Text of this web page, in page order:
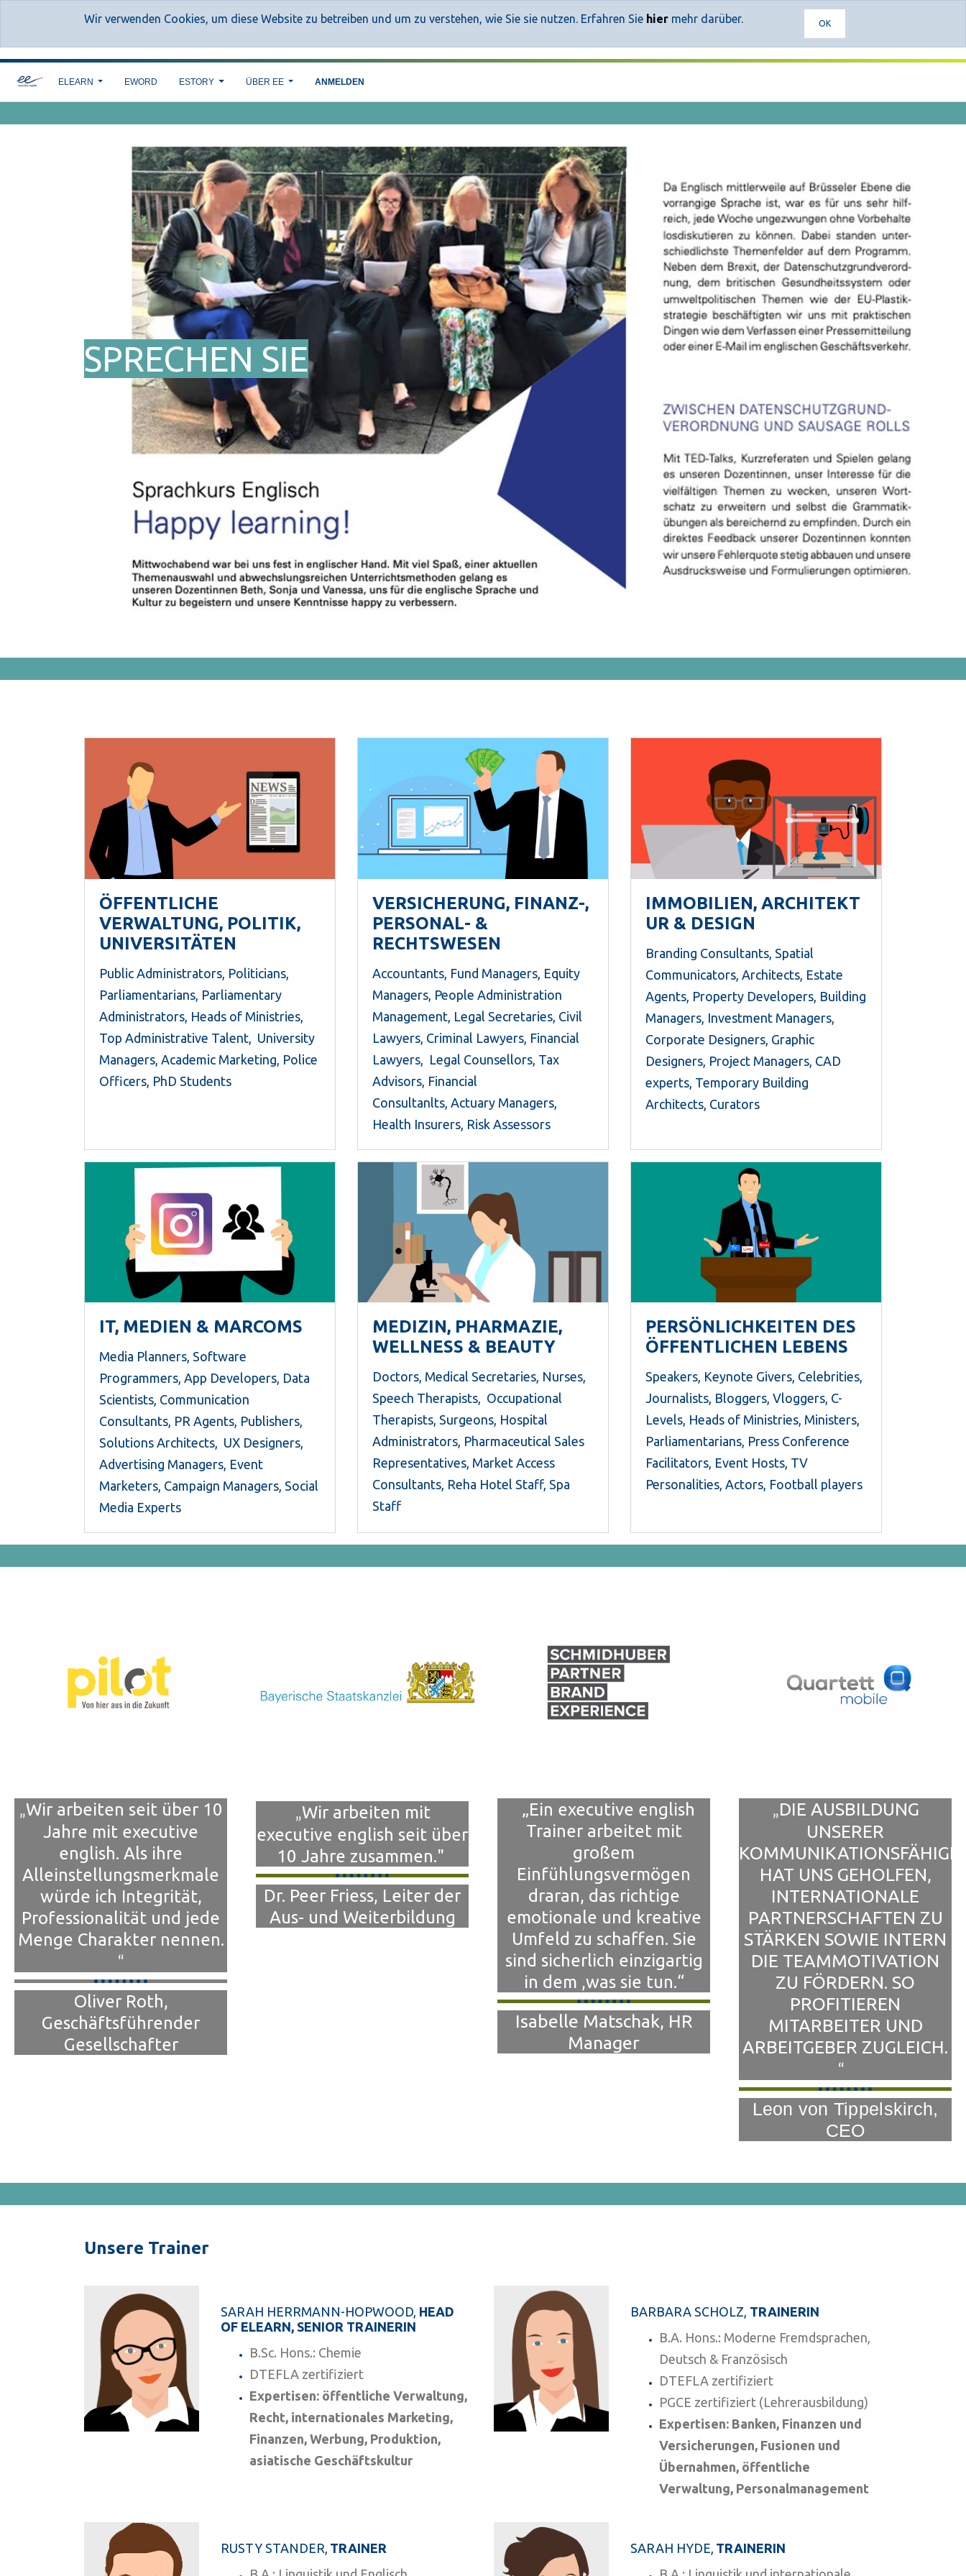
Wir verwenden Cookies, um diese Website zu betreiben und um zu verstehen, wie Sie sie nutzen. Erfahren Sie hier mehr darüber. OK
ELEARN EWORD ESTORY ÜBER EE ANMELDEN
SPRECHEN SIE
ÖFFENTLICHE
VERWALTUNG, POLITIK,
UNIVERSITÄTEN
Public Administrators, Politicians,
Parliamentarians, Parliamentary
Administrators, Heads of Ministries,
Top Administrative Talent, University
Managers, Academic Marketing, Police
Officers, PhD Students
VERSICHERUNG, FINANZ-,
PERSONAL- &
RECHTSWESEN
Accountants, Fund Managers, Equity
Managers, People Administration
Management, Legal Secretaries, Civil
Lawyers, Criminal Lawyers, Financial
Lawyers, Legal Counsellors, Tax
Advisors, Financial
Consultanlts, Actuary Managers,
Health Insurers, Risk Assessors
IMMOBILIEN, ARCHITEKT
UR & DESIGN
Branding Consultants, Spatial
Communicators, Architects, Estate
Agents, Property Developers, Building
Managers, Investment Managers,
Corporate Designers, Graphic
Designers, Project Managers, CAD
experts, Temporary Building
Architects, Curators
IT, MEDIEN & MARCOMS
Media Planners, Software
Programmers, App Developers, Data
Scientists, Communication
Consultants, PR Agents, Publishers,
Solutions Architects, UX Designers,
Advertising Managers, Event
Marketers, Campaign Managers, Social
Media Experts
MEDIZIN, PHARMAZIE,
WELLNESS & BEAUTY
Doctors, Medical Secretaries, Nurses,
Speech Therapists, Occupational
Therapists, Surgeons, Hospital
Administrators, Pharmaceutical Sales
Representatives, Market Access
Consultants, Reha Hotel Staff, Spa
Staff
PERSÖNLICHKEITEN DES
ÖFFENTLICHEN LEBENS
Speakers, Keynote Givers, Celebrities,
Journalists, Bloggers, Vloggers, C-
Levels, Heads of Ministries, Ministers,
Parliamentarians, Press Conference
Facilitators, Event Hosts, TV
Personalities, Actors, Football players
„Wir arbeiten seit über 10
Jahre mit executive
english. Als ihre
Alleinstellungsmerkmale
würde ich Integrität,
Professionalität und jede
Menge Charakter nennen.
“
Oliver Roth,
Geschäftsführender
Gesellschafter
„Wir arbeiten mit
executive english seit über
10 Jahre zusammen."
Dr. Peer Friess, Leiter der
Aus- und Weiterbildung
„Ein executive english
Trainer arbeitet mit
großem
Einfühlungsvermögen
draran, das richtige
emotionale und kreative
Umfeld zu schaffen. Sie
sind sicherlich einzigartig
in dem ,was sie tun.“
Isabelle Matschak, HR
Manager
„DIE AUSBILDUNG
UNSERER
HAT UNS GEHOLFEN,
INTERNATIONALE
PARTNERSCHAFTEN ZU
STÄRKEN SOWIE INTERN
DIE TEAMMOTIVATION
ZU FÖRDERN. SO
PROFITIEREN
MITARBEITER UND
ARBEITGEBER ZUGLEICH.
“
Leon von Tippelskirch,
CEO
Unsere Trainer
SARAH HERRMANN-HOPWOOD, HEAD
OF ELEARN, SENIOR TRAINERIN
B.Sc. Hons.: Chemie
DTEFLA zertifiziert
Expertisen: öffentliche Verwaltung,
Recht, internationales Marketing,
Finanzen, Werbung, Produktion,
asiatische Geschäftskultur
BARBARA SCHOLZ, TRAINERIN
B.A. Hons.: Moderne Fremdsprachen,
Deutsch & Französisch
DTEFLA zertifiziert
PGCE zertifiziert (Lehrerausbildung)
Expertisen: Banken, Finanzen und
Versicherungen, Fusionen und
Übernahmen, öffentliche
Verwaltung, Personalmanagement
RUSTY STANDER, TRAINER
SARAH HYDE, TRAINERIN